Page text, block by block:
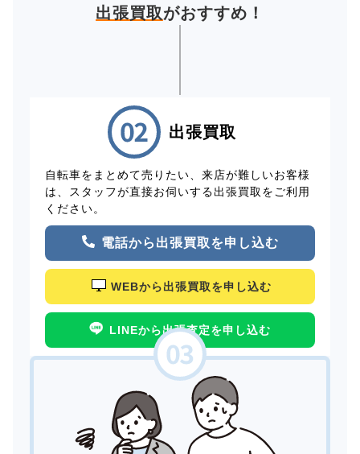
出張買取がおすすめ！
出張買取
自転車をまとめて売りたい、来店が難しいお客様
は、スタッフが直接お伺いする出張買取をご利用
ください。
電話から出張買取を申し込む
WEBから出張買取を申し込む
LINEから出張査定を申し込む